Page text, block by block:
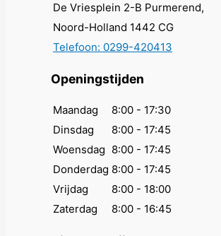
De Vriesplein 2-B Purmerend,
Noord-Holland 1442 CG
Telefoon: 0299-420413
Openingstijden
Maandag
8:00 - 17:30
Dinsdag
8:00 - 17:45
Woensdag 8:00 - 17:45
Donderdag 8:00 - 17:45
Vrijdag
8:00 - 18:00
Zaterdag
8:00 - 16:45